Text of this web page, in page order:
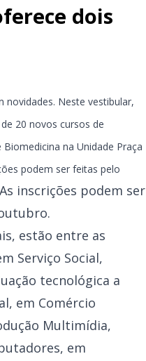
dois
novidades. Neste vestibular,
20 novos cursos de
na Unidade Praça
podem ser feitas pelo
As inscrições podem ser
estão entre as
Serviço Social,
tecnológica a
em Comércio
Multimídia,
em